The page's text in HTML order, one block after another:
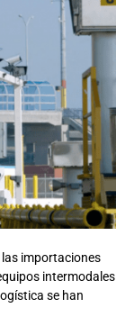
importaciones
intermodales
se han